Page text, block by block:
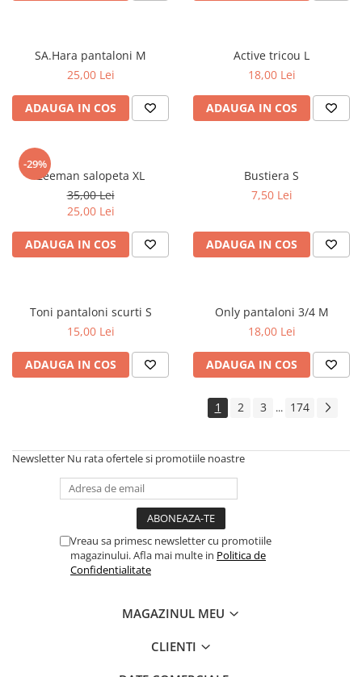
SA.Hara pantaloni M
25,00 Lei
ADAUGA IN COS
Active tricou L
18,00 Lei
ADAUGA IN COS
-29%
Zeeman salopeta XL
35,00 Lei
25,00 Lei
ADAUGA IN COS
Bustiera S
7,50 Lei
ADAUGA IN COS
Toni pantaloni scurti S
15,00 Lei
ADAUGA IN COS
Only pantaloni 3/4 M
18,00 Lei
ADAUGA IN COS
1 2 3 ... 174
Newsletter Nu rata ofertele si promotiile noastre
Vreau sa primesc newsletter cu promotiile
magazinului. Afla mai multe in Politica de
Confidentialitate
MAGAZINUL MEU
CLIENTI